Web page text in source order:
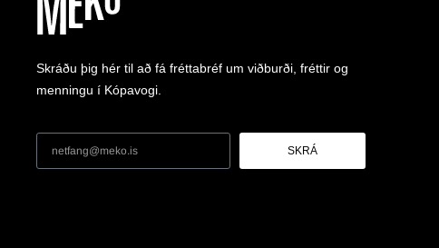
Skráðu þig hér til að fá fréttabréf um viðburði, fréttir og
menningu í Kópavogi.
SKRÁ